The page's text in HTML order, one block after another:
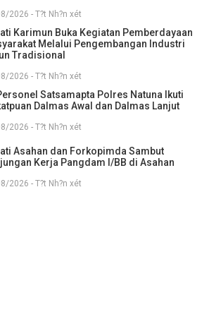
2026 - T?t Nh?n xét
Karimun Buka Kegiatan Pemberdayaan
Melalui Pengembangan Industri
Tradisional
2026 - T?t Nh?n xét
Satsamapta Polres Natuna Ikuti
Dalmas Awal dan Dalmas Lanjut
2026 - T?t Nh?n xét
Asahan dan Forkopimda Sambut
Kerja Pangdam I/BB di Asahan
2026 - T?t Nh?n xét